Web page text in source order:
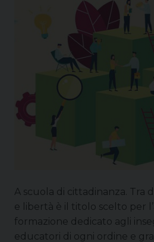
A scuola di cittadinanza. Tra
e libertà è il titolo scelto per
formazione dedicato agli
educatori di ogni ordine e